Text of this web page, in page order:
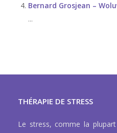
Bernard Grosjean –
...
THÉRAPIE DE STRESS
Le stress, comme la plupart